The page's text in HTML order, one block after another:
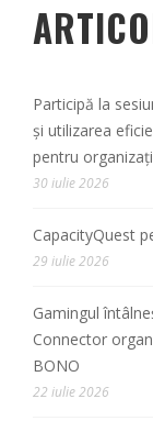
Participă la
și utilizarea
pentru
30 iulie 2026
CapacityQuest
29 iulie 2026
Gamingul
Connector
BONO
22 iulie 2026